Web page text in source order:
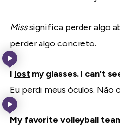
Misssignifica perder algo
perder algo concreto.
I lostmy glasses. I can’t
Eu perdi meus óculos. Não
My favorite volleyball